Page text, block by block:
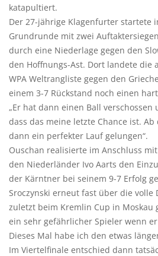
katapultiert.
Der 27-jährige Klagenfurter startete
Grundrunde mit zwei
durch eine Niederlage gegen den
den Hoffnungs-Ast. Dort landete die
WPA Weltrangliste gegen den
einem 3-7 Rückstand noch einen
„Er hat dann einen Ball verschossen
dass das meine letzte Chance ist.
dann ein perfekter Lauf gelungen“.
Ouschan realisierte im Anschluss
den Niederländer Ivo Aarts den
der Kärntner bei seinem 9-7 Erfolg
Sroczynski erneut fast über die volle
zuletzt beim Kremlin Cup in Moskau
ein sehr gefährlicher Spieler wenn
Dieses Mal habe ich den etwas
Im Viertelfinale entschied dann